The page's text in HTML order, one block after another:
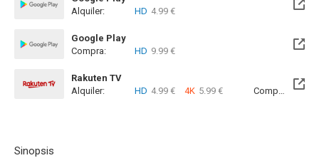
Alquiler:
HD 4.99 €
Google Play
Compra:
HD 9.99 €
Rakuten TV
Alquiler:
HD 4.99 € 4K 5.99 € Compra: SD
Sinopsis